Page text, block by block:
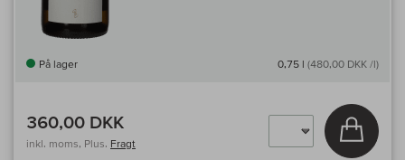
På lager 0,75 l (480,00 DKK /l)
360,00 DKK
inkl. moms, Plus. Fragt
Læg i